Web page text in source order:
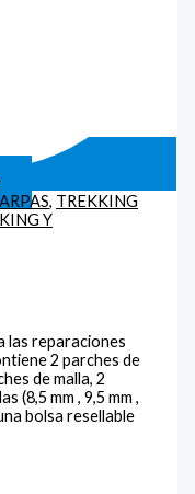
, TREKKING
Y
las reparaciones
2 parches de
de malla, 2
(8,5 mm , 9,5 mm ,
bolsa resellable